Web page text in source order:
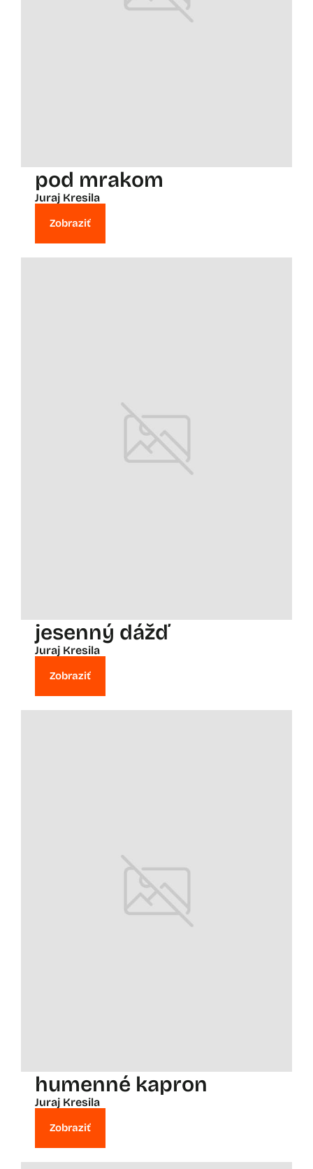
pod mrakom
Juraj Kresila
Zobraziť
jesenný dážď
Juraj Kresila
Zobraziť
humenné kapron
Juraj Kresila
Zobraziť